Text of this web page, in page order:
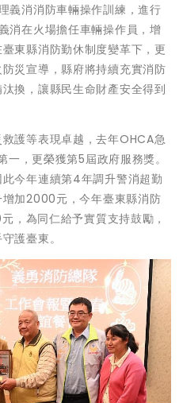
義消消防車輛操作訓練，進行
消在火場擔任車輛操作員，增
東縣消防勤休制度變革下，更
災宣導，縣府將持續充實消防
換，讓縣民生命財產安全得到
護等表現卓越，去年OHCA急
，更榮獲第5屆政府服務獎。
今年連續第4年調升警消超勤
加2000元，今年臺東縣消防
，為同仁給予實質支持鼓勵，
護臺東。